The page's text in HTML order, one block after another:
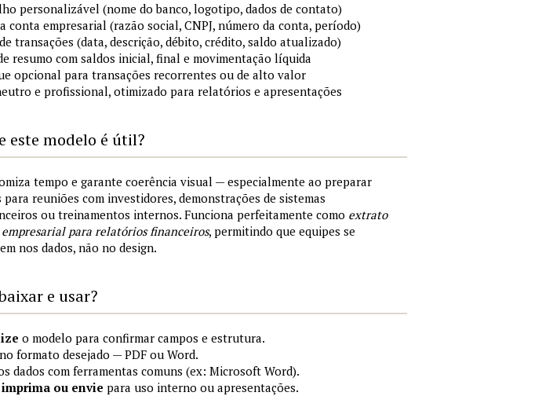
personalizável (nome do banco, logotipo, dados de contato)
conta empresarial (razão social, CNPJ, número da conta, período)
transações (data, descrição, débito, crédito, saldo atualizado)
resumo com saldos inicial, final e movimentação líquida
opcional para transações recorrentes ou de alto valor
e profissional, otimizado para relatórios e apresentações
este modelo é útil?
tempo e garante coerência visual — especialmente ao preparar
para reuniões com investidores, demonstrações de sistemas
ou treinamentos internos. Funciona perfeitamente como extrato
para relatórios financeiros, permitindo que equipes se
nos dados, não no design.
e usar?
o modelo para confirmar campos e estrutura.
no formato desejado — PDF ou Word.
dados com ferramentas comuns (ex: Microsoft Word).
imprima ou envie para uso interno ou apresentações.